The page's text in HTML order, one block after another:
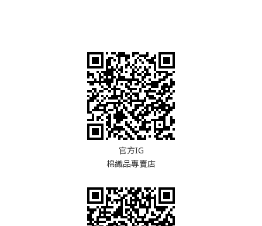
官方IG
棉織品專賣店